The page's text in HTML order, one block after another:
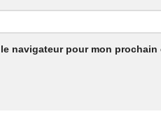
navigateur pour mon prochain